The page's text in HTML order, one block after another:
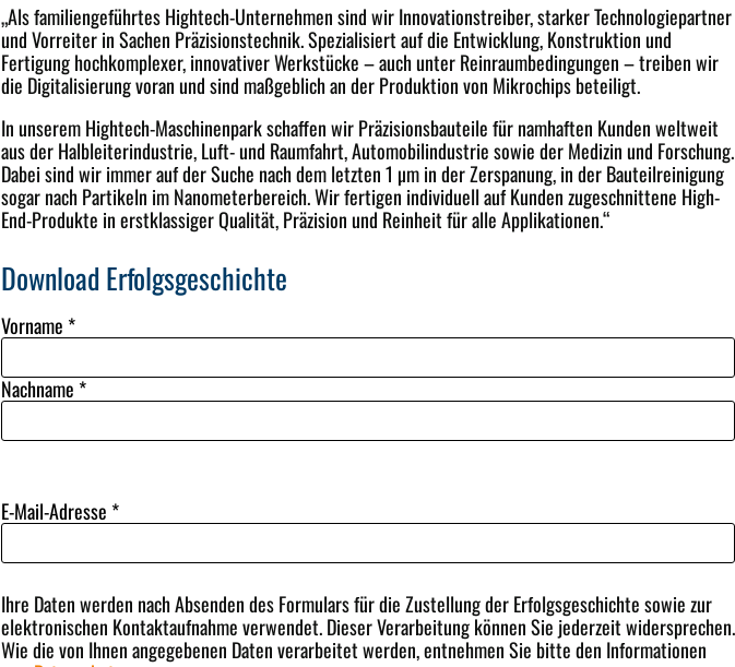
„Als familiengeführtes Hightech-Unternehmen sind wir Innovationstreiber, starker Technologiepartner
und Vorreiter in Sachen Präzisionstechnik. Spezialisiert auf die Entwicklung, Konstruktion und
Fertigung hochkomplexer, innovativer Werkstücke – auch unter Reinraumbedingungen – treiben wir
die Digitalisierung voran und sind maßgeblich an der Produktion von Mikrochips beteiligt.
In unserem Hightech-Maschinenpark schaffen wir Präzisionsbauteile für namhaften Kunden weltweit
aus der Halbleiterindustrie, Luft- und Raumfahrt, Automobilindustrie sowie der Medizin und Forschung.
Dabei sind wir immer auf der Suche nach dem letzten 1 µm in der Zerspanung, in der Bauteilreinigung
sogar nach Partikeln im Nanometerbereich. Wir fertigen individuell auf Kunden zugeschnittene High-
End-Produkte in erstklassiger Qualität, Präzision und Reinheit für alle Applikationen.“
Download Erfolgsgeschichte
Vorname *
Nachname *
E-Mail-Adresse *
Ihre Daten werden nach Absenden des Formulars für die Zustellung der Erfolgsgeschichte sowie zur
elektronischen Kontaktaufnahme verwendet. Dieser Verarbeitung können Sie jederzeit widersprechen.
Wie die von Ihnen angegebenen Daten verarbeitet werden, entnehmen Sie bitte den Informationen